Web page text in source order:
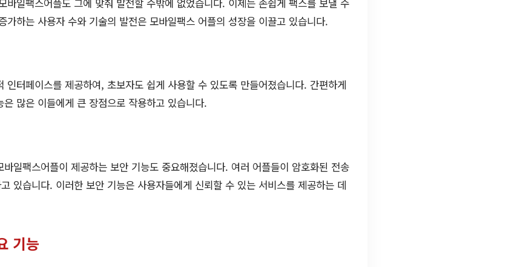
가하는 사용자 수와 기술의 발전은 모바일팩스 어플의 성장을 이끌고 있습니다.
인터페이스를 제공하여, 초보자도 쉽게 사용할 수 있도록 만들어졌습니다. 간편하게
많은 이들에게 큰 장점으로 작용하고 있습니다.
일팩스어플이 제공하는 보안 기능도 중요해졌습니다. 여러 어플들이 암호화된 전송
있습니다. 이러한 보안 기능은 사용자들에게 신뢰할 수 있는 서비스를 제공하는 데
기능